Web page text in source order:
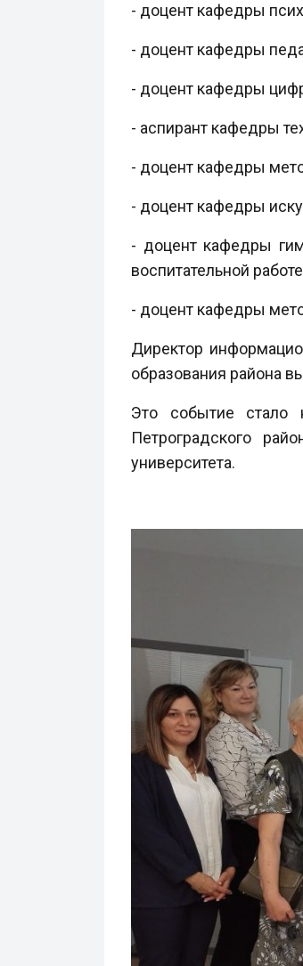
- доцент кафедры
- доцент кафедры
- доцент кафедры
- аспирант кафедры
- доцент кафедры
- доцент кафедры
- доцент кафедры
воспитательной работе
- доцент кафедры
Директор
образования района
Это событие стало
Петроградского
университета.